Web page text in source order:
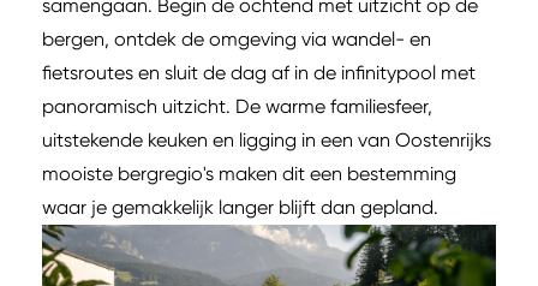
samengaan. Begin de ochtend met uitzicht op de
bergen, ontdek de omgeving via wandel- en
fietsroutes en sluit de dag af in de infinitypool met
panoramisch uitzicht. De warme familiesfeer,
uitstekende keuken en ligging in een van Oostenrijks
mooiste bergregio's maken dit een bestemming
waar je gemakkelijk langer blijft dan gepland.